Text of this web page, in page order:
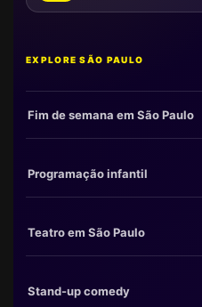
EXPLORE SÃO PAULO
Fim de semana em São Paulo
Programação infantil
Teatro em São Paulo
Stand-up comedy